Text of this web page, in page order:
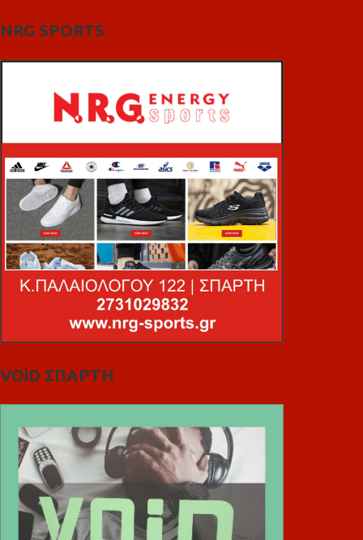
NRG SPORTS
VOiD ΣΠΑΡΤΗ